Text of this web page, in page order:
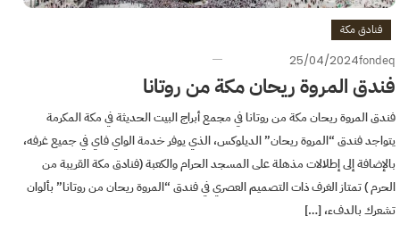
فنادق مكة
25/04/2024fondeq
فندق المروة ريحان مكة من روتانا
فندق المروة ريحان مكة من روتانا في مجمع أبراج البيت الحديثة في مكة المكرمة
يتواجد فندق “المروة ريحان” الديلوكس، الذي يوفر خدمة الواي فاي في جميع غرفه،
بالإضافة إلى إطلالات مذهلة على المسجد الحرام والكعبة (فنادق مكة القريبة من
الحرم ) تمتاز الغرف ذات التصميم العصري في فندق “المروة ريحان من روتانا” بألوان
تشعرك بالدفء، […]